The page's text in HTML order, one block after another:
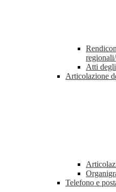
Atti
Articolazione
Telefono e